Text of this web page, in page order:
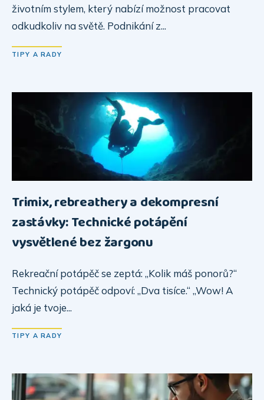
životním stylem, který nabízí možnost pracovat
odkudkoliv na světě. Podnikání z...
TIPY A RADY
Trimix, rebreathery a dekompresní
zastávky: Technické potápění
vysvětlené bez žargonu
Rekreační potápěč se zeptá: „Kolik máš ponorů?“
Technický potápěč odpoví: „Dva tisíce.“ „Wow! A
jaká je tvoje...
TIPY A RADY